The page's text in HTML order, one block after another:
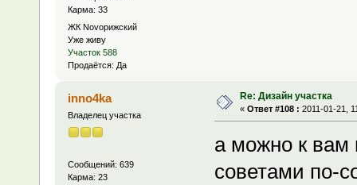
Карма: 33
ЖК Novoрижский
Уже живу
Участок 588
Продаётся: Да
inno4ka
Владелец участка
Сообщений: 639
Карма: 23
Re: Дизайн участка
« Ответ #108 : 2011-01-21,
а можно к вам
советами по-